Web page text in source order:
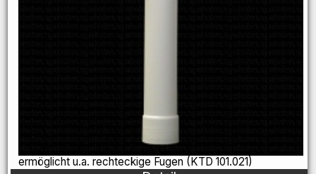
ermöglicht u.a. rechteckige Fugen (KTD 101.021)